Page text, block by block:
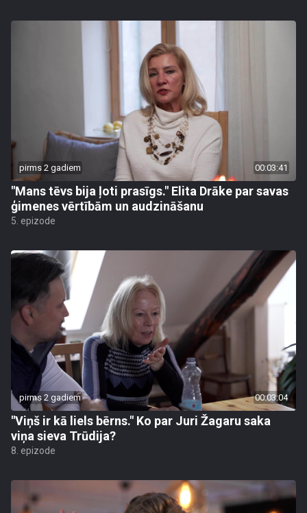
pirms 2 gadiem 00:03:41
"Mans tēvs bija ļoti prasīgs." Elita Drāke par savas
ģimenes vērtībām un audzināšanu
5. epizode
pirms 2 gadiem 00:03:04
"Viņš ir kā liels bērns." Ko par Juri Žagaru saka
viņa sieva Trūdija?
8. epizode